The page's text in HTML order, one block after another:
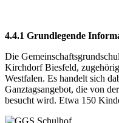
4.4.1 Grundlegende
Die
Kirchdorf Biesfeld,
Westfalen. Es handelt sich
Ganztagsangebot, die von
besucht wird. Etwa 150